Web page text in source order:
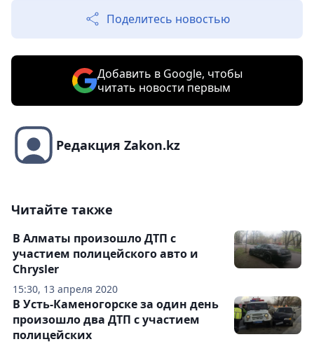
Поделитесь новостью
Добавить в Google, чтобы
читать новости первым
Редакция Zakon.kz
Читайте также
15:30, 13 апреля 2020
В Алматы произошло ДТП с
участием полицейского авто и
Chrysler
В Усть-Каменогорске за один день
произошло два ДТП с участием
полицейских